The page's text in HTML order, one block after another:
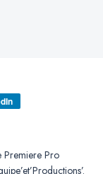
Premiere Pro